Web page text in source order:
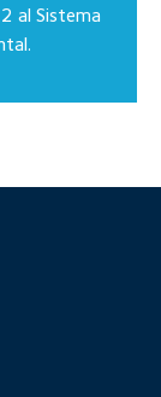
al Sistema